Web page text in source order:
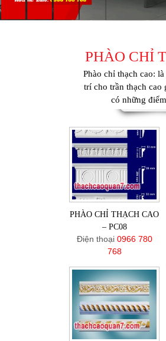
PHÀO CHỈ
Phào chỉ thạch cao:
trí cho trần thạch cao
có những
PHÀO CHỈ THẠCH CAO
– PC08
Điện thoại 0966 780
768